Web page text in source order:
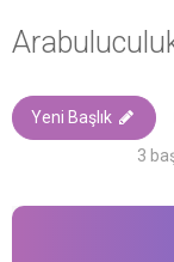
Yeni Başlık
3